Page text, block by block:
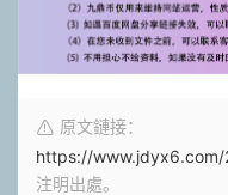
原文鏈接：
https://
注明出處。